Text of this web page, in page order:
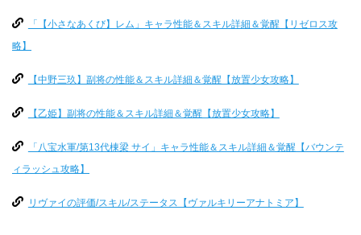
「【小さなあくび】レム」キャラ性能＆スキル詳細＆覚醒【リゼロス攻
略】
【中野三玖】副将の性能＆スキル詳細＆覚醒【放置少女攻略】
【乙姫】副将の性能＆スキル詳細＆覚醒【放置少女攻略】
「八宝水軍/第13代棟梁 サイ」キャラ性能＆スキル詳細＆覚醒【バウンテ
ィラッシュ攻略】
リヴァイの評価/スキル/ステータス【ヴァルキリーアナトミア】